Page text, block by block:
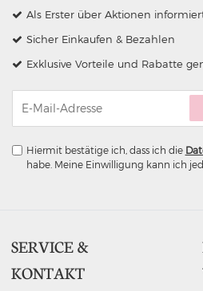
Als Erster über Aktionen
Sicher Einkaufen & Bezahlen
Exklusive Vorteile und Rabatte
Hiermit bestätige ich, dass ich die
habe. Meine Einwilligung kann ich
SERVICE &
KONTAKT